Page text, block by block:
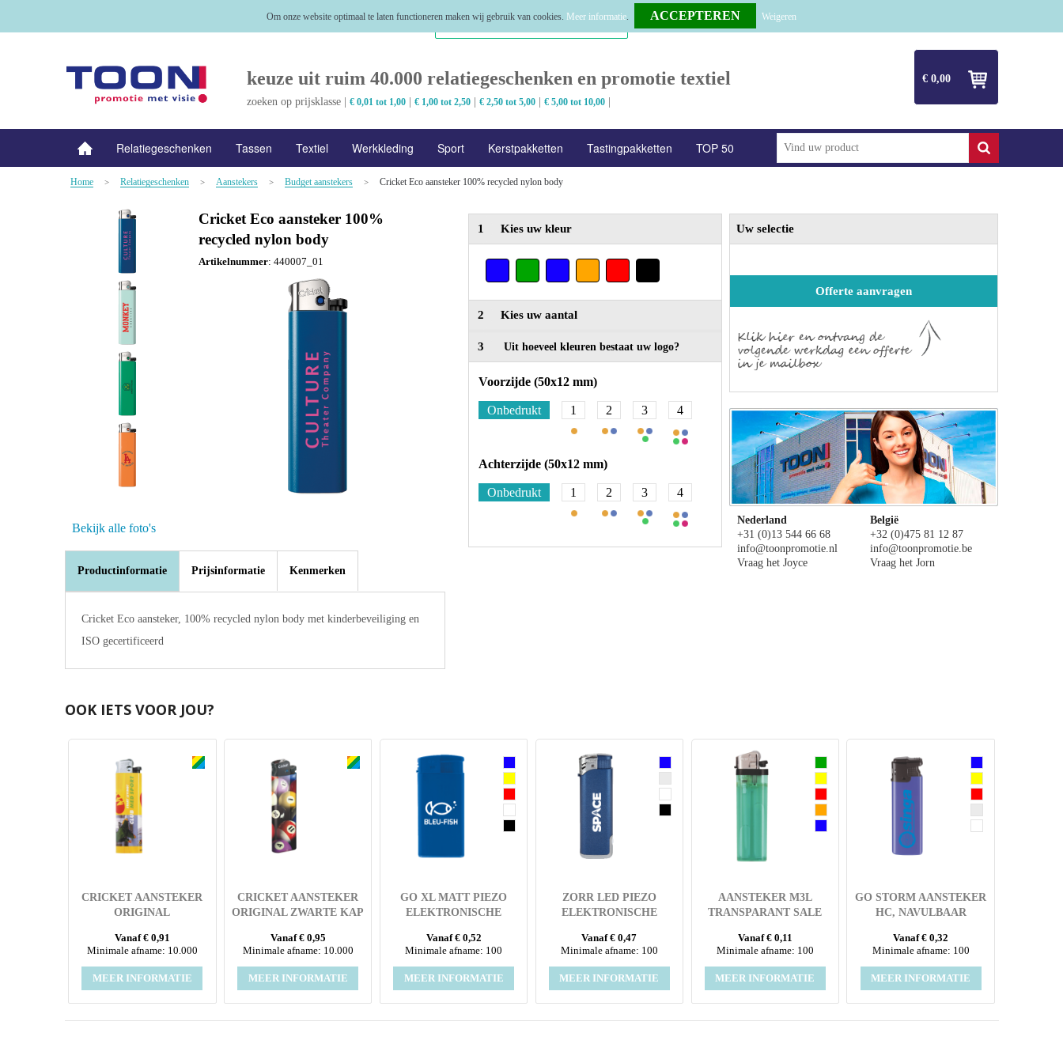
keuze uit ruim 40.000 relatiegeschenken en promotie textiel
zoeken op prijsklasse | € 0,01 tot 1,00| € 1,00 tot 2,50| € 2,50 tot 5,00| € 5,00 tot 10,00|
€ 0,00
Relatiegeschenken Tassen Textiel Werkkleding Sport Kerstpakketten Tastingpakketten TOP 50
NIEUW Alle categorieën
Home > Relatiegeschenken > Aanstekers > Budget aanstekers > Cricket Eco aansteker 100% recycled nylon body
Bekijk alle foto's
Cricket Eco aansteker 100%
recycled nylon body
Artikelnummer:440007_01
1 Kies uw kleur
2 Kies uw aantal
3 Uit hoeveel kleuren bestaat uw logo?
Voorzijde (50x12 mm)
Onbedrukt 1 2 3 4
Achterzijde (50x12 mm)
Onbedrukt 1 2 3 4
Uw selectie
Offerte aanvragen
Nederland
+31 (0)13 544 66 68
info@toonpromotie.nl
Vraag het Joyce
België
+32 (0)475 81 12 87
info@toonpromotie.be
Vraag het Jorn
Productinformatie Prijsinformatie Kenmerken
Cricket Eco aansteker, 100% recycled nylon body met kinderbeveiliging en
ISO gecertificeerd
OOK IETS VOOR JOU?
CRICKET AANSTEKER
ORIGINAL
MET ALL OVER FULL
COLOUR SLEEVE
Vanaf € 0,91
Minimale afname: 10.000
MEER INFORMATIE
CRICKET AANSTEKER
ORIGINAL ZWARTE KAP
COLOUR SLEEVE
Vanaf € 0,95
Minimale afname: 10.000
MEER INFORMATIE
GO XL MATT PIEZO
ELEKTRONISCHE
NAVULBAAR
Vanaf € 0,52
Minimale afname: 100
MEER INFORMATIE
ZORR LED PIEZO
ELEKTRONISCHE
NAVULBAAR
Vanaf € 0,47
Minimale afname: 100
MEER INFORMATIE
AANSTEKER M3L
TRANSPARANT SALE
Vanaf € 0,11
Minimale afname: 100
MEER INFORMATIE
GO STORM AANSTEKER
HC, NAVULBAAR
Vanaf € 0,32
Minimale afname: 100
MEER INFORMATIE
Om onze website optimaal te laten functioneren maken wij gebruik van cookies. Meer informatie. Weigeren